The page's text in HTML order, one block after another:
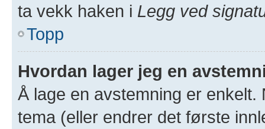
ta vekk haken i Legg ved
Topp
Hvordan lager jeg en
Å lage en avstemning er
tema (eller endrer det første